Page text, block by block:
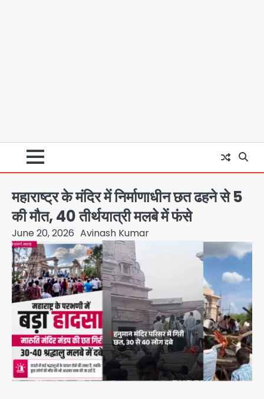
महाराष्ट्र के मंदिर में निर्माणाधीन छत ढहने से 5
की मौत, 40 तीर्थयात्री मलबे में फंसे
June 20, 2026 Avinash Kumar